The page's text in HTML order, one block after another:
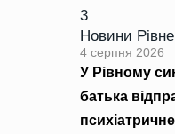
3
Новини Рівне
4 серпня 2026
У Рівному
батька